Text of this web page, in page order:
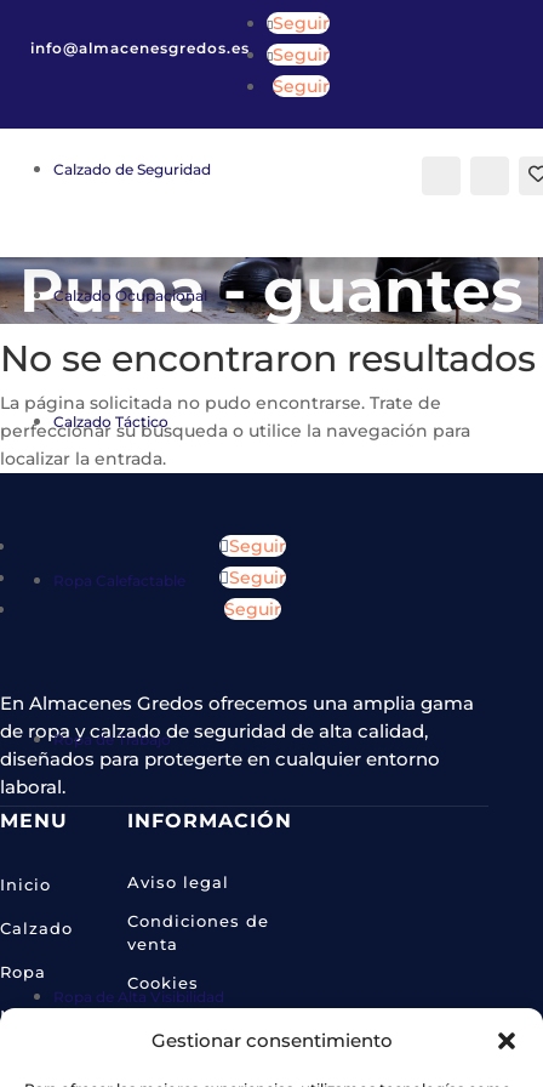
Gestionar consentimiento
info@almacenesgredos.es
Seguir
Seguir
Seguir
Calzado de Seguridad
Calzado Ocupacional
Calzado Táctico
Ropa Calefactable
Ropa de Trabajo
Ropa de Alta Visibilidad
Puma - guantes
No se encontraron resultados
La página solicitada no pudo encontrarse. Trate de
perfeccionar su búsqueda o utilice la navegación para
localizar la entrada.
Seguir
Seguir
Seguir
En Almacenes Gredos ofrecemos una amplia gama
de ropa y calzado de seguridad de alta calidad,
diseñados para protegerte en cualquier entorno
laboral.
MENU
Inicio
Calzado
Ropa
Más
INFORMACIÓN
Aviso legal
Condiciones de
venta
Cookies